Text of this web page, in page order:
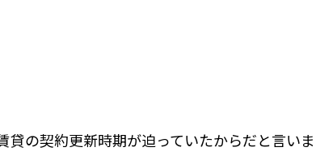
の契約更新時期が迫っていたからだと言い